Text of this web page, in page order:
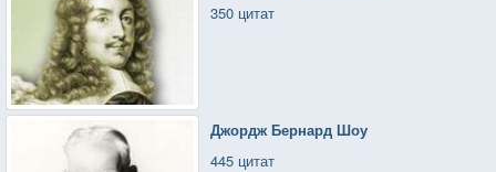
350 цитат
Джордж Бернард Шоу
445 цитат